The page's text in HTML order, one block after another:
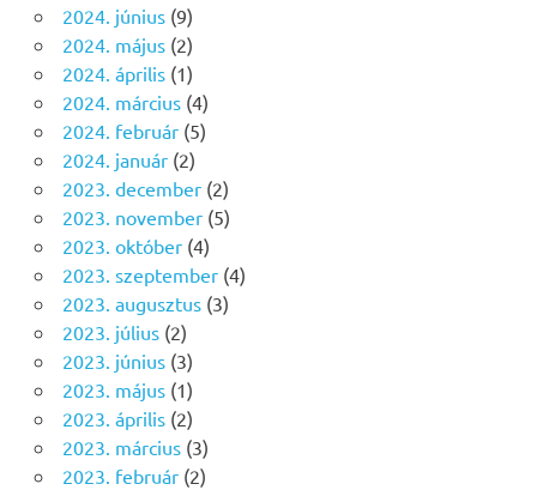
2024. június(9)
2024. május(2)
2024. április(1)
2024. március(4)
2024. február(5)
2024. január(2)
2023. december(2)
2023. november(5)
2023. október(4)
2023. szeptember(4)
2023. augusztus(3)
2023. július(2)
2023. június(3)
2023. május(1)
2023. április(2)
2023. március(3)
2023. február(2)